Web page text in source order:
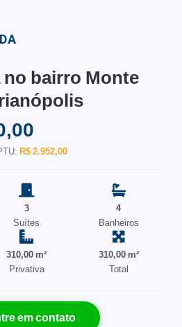
no bairro Monte
R$ 2.952,00
3
Suítes
4
Banheiros
310,00 m²
Privativa
310,00 m²
Total
em contato